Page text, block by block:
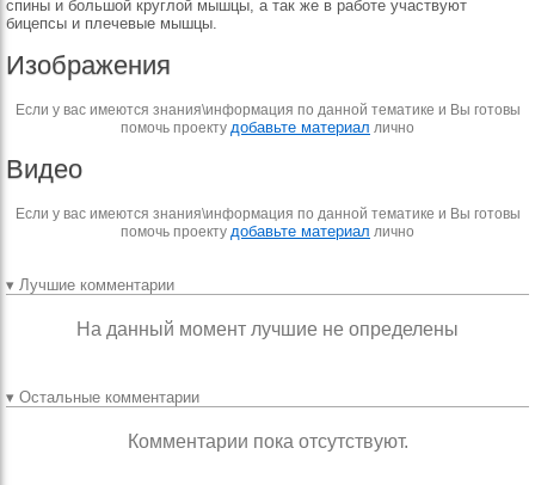
спины и большой круглой мышцы, а так же в работе участвуют
бицепсы и плечевые мышцы.
Изображения
Если у вас имеются знания\информация по данной тематике и Вы готовы
помочь проекту добавьте материал лично
Видео
Если у вас имеются знания\информация по данной тематике и Вы готовы
помочь проекту добавьте материал лично
▾ Лучшие комментарии
На данный момент лучшие не определены
▾ Остальные комментарии
Комментарии пока отсутствуют.